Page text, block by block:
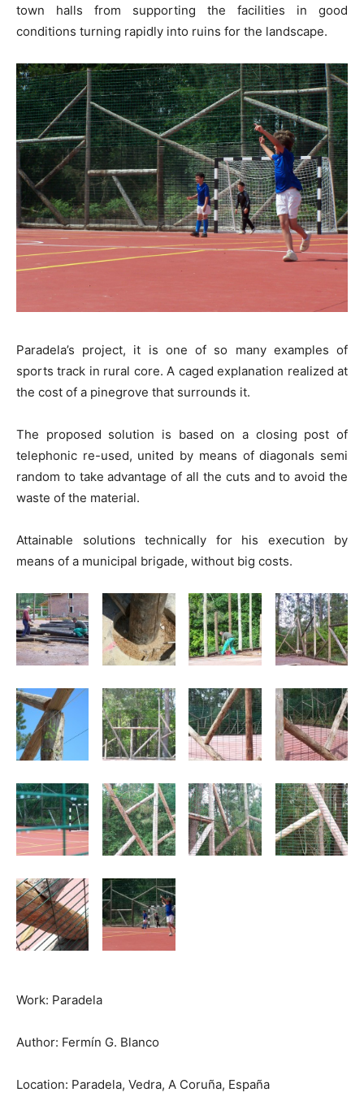
town halls from supporting the facilities in good
conditions turning rapidly into ruins for the landscape.
Paradela’s project, it is one of so many examples of
sports track in rural core. A caged explanation realized at
the cost of a pinegrove that surrounds it.
The proposed solution is based on a closing post of
telephonic re-used, united by means of diagonals semi
random to take advantage of all the cuts and to avoid the
waste of the material.
Attainable solutions technically for his execution by
means of a municipal brigade, without big costs.
Work: Paradela
Author: Fermín G. Blanco
Location: Paradela, Vedra, A Coruña, España